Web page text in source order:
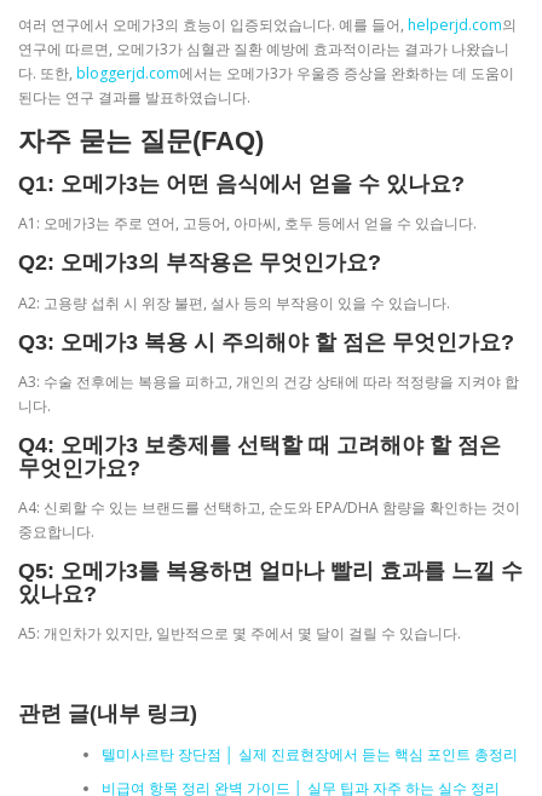
여러 연구에서 오메가3의 효능이 입증되었습니다. 예를 들어, helperjd.com의
연구에 따르면, 오메가3가 심혈관 질환 예방에 효과적이라는 결과가 나왔습니
다. 또한, bloggerjd.com에서는 오메가3가 우울증 증상을 완화하는 데 도움이
된다는 연구 결과를 발표하였습니다.
자주 묻는 질문(FAQ)
Q1: 오메가3는 어떤 음식에서 얻을 수 있나요?
A1: 오메가3는 주로 연어, 고등어, 아마씨, 호두 등에서 얻을 수 있습니다.
Q2: 오메가3의 부작용은 무엇인가요?
A2: 고용량 섭취 시 위장 불편, 설사 등의 부작용이 있을 수 있습니다.
Q3: 오메가3 복용 시 주의해야 할 점은 무엇인가요?
A3: 수술 전후에는 복용을 피하고, 개인의 건강 상태에 따라 적정량을 지켜야 합
니다.
Q4: 오메가3 보충제를 선택할 때 고려해야 할 점은
무엇인가요?
A4: 신뢰할 수 있는 브랜드를 선택하고, 순도와 EPA/DHA 함량을 확인하는 것이
중요합니다.
Q5: 오메가3를 복용하면 얼마나 빨리 효과를 느낄 수
있나요?
A5: 개인차가 있지만, 일반적으로 몇 주에서 몇 달이 걸릴 수 있습니다.
관련 글(내부 링크)
텔미사르탄 장단점 │ 실제 진료현장에서 듣는 핵심 포인트 총정리
비급여 항목 정리 완벽 가이드 │ 실무 팁과 자주 하는 실수 정리